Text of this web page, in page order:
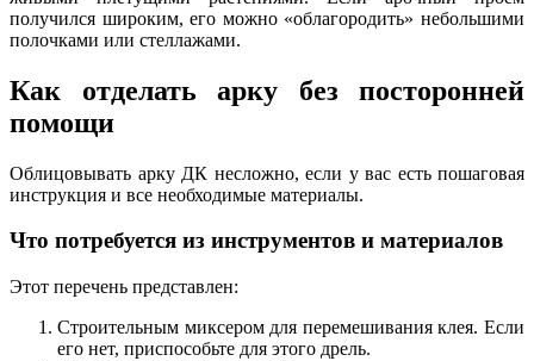
получился широким, его можно «облагородить» небольшими
полочками или стеллажами.
Как отделать арку без посторонней
помощи
Облицовывать арку ДК несложно, если у вас есть пошаговая
инструкция и все необходимые материалы.
Что потребуется из инструментов и материалов
Этот перечень представлен:
Строительным миксером для перемешивания клея. Если
его нет, приспособьте для этого дрель.